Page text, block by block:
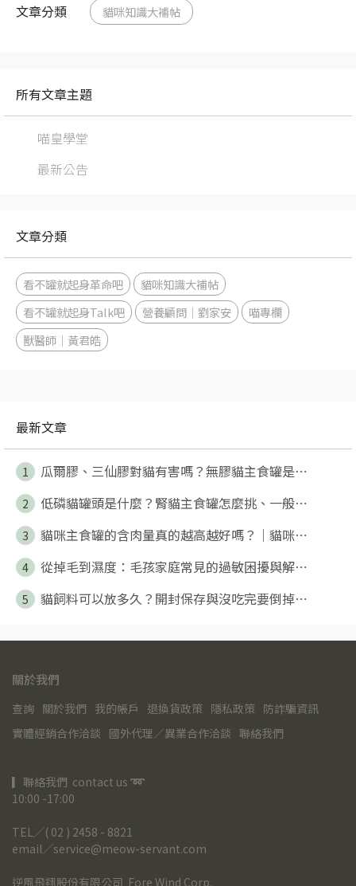
文章分類 貓咪知識大補帖
所有文章主題
喵皇學堂
最新公告
文章分類
看不罐就起身革命吧
貓咪知識大補帖
看不罐就起身Talk吧
營養顧問｜劉家安
喵專欄
獸醫師｜黃君皓
最新文章
1 瓜爾膠、三仙膠對貓有害嗎？無膠貓主食罐是⋯
2 低磷貓罐頭是什麼？腎貓主食罐怎麼挑、一般⋯
3 貓咪主食罐的含肉量真的越高越好嗎？｜貓咪⋯
4 從掉毛到濕度：毛孩家庭常見的過敏困擾與解⋯
5 貓飼料可以放多久？開封保存與沒吃完要倒掉⋯
關於我們
查詢 關於我們 我的帳戶 退換貨政策 隱私政策 防詐騙資訊
實體經銷合作洽談 國外代理／異業合作洽談 聯絡我們
▎聯絡我們  contact us ➿
10:00 -17:00
TEL╱( 02 ) 2458 - 8821
email╱service@meow-servant.com
逆風飛翔股份有限公司  Fore Wind Corp.